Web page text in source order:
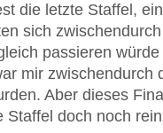
die letzte Staffel,
sich
passieren würde
mir zwischendurch
Aber dieses
doch noch